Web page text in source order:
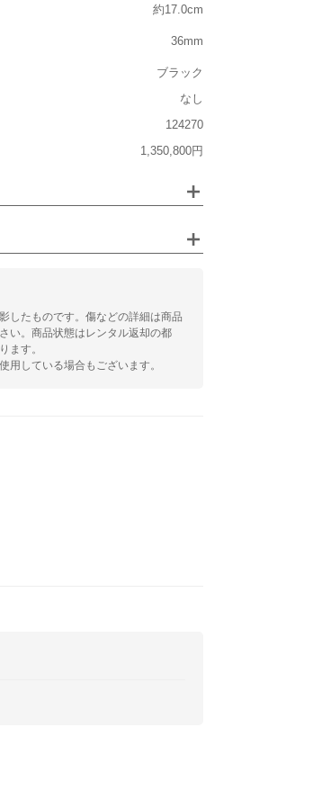
約17.0cm
36mm
ブラック
なし
124270
1,350,800円
大きい
ビジネス
したものです。傷などの詳細は商品
い。商品状態はレンタル返却の都
ます。
用している場合もございます。